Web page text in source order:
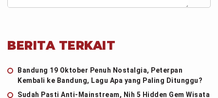
BERITA TERKAIT
Bandung 19 Oktober Penuh Nostalgia, Peterpan
Kembali ke Bandung, Lagu Apa yang Paling Ditunggu?
Sudah Pasti Anti-Mainstream, Nih 5 Hidden Gem Wisata